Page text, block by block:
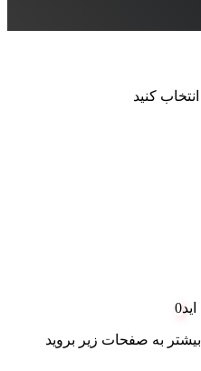
کنید
0
به صفحات زیر بروید